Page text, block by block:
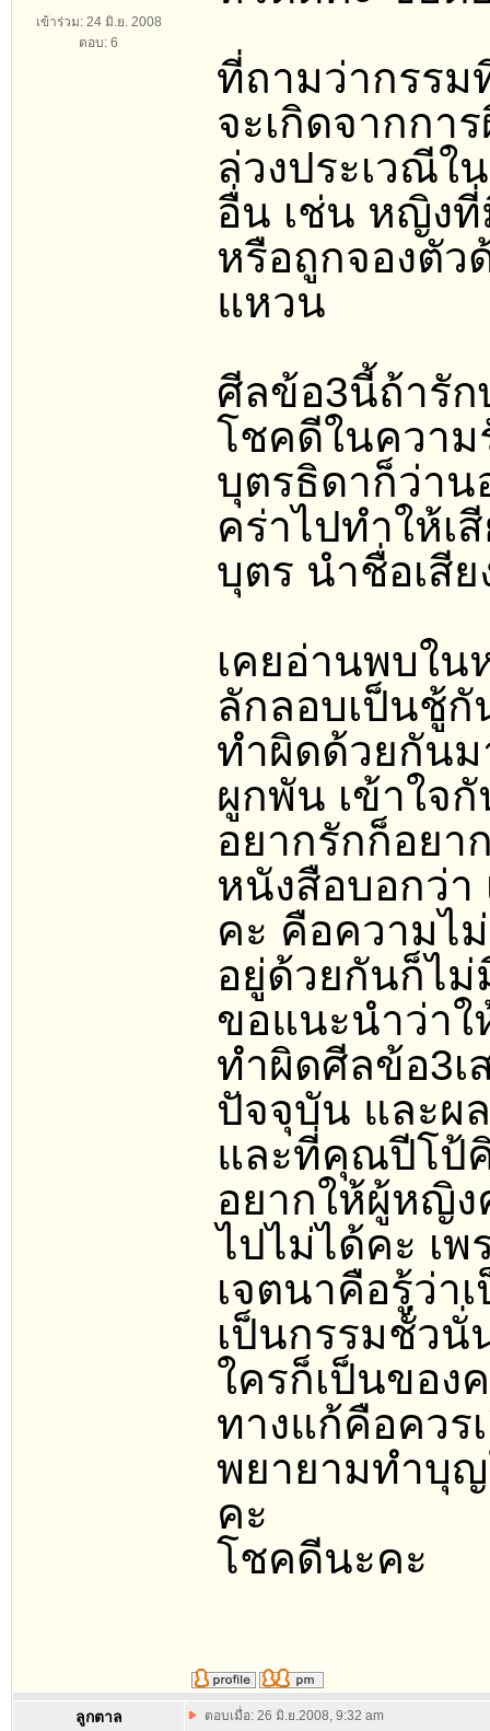
เข้าร่วม: 24 มิ.ย. 2008
ตอบ: 6
ที่ถามว่ากรรม
จะเกิดจากกา
ล่วงประเวณีใ
อื่น เช่น หญิง
หรือถูกจองตัว
แหวน
ศีลข้อ3นี้ถ้ารัก
โชคดีในความ
บุตรธิดาก็ว่าน
คร่าไปทำให้เ
บุตร นำชื่อเสี
เคยอ่านพบใน
ลักลอบเป็นชู้กั
ทำผิดด้วยกันม
ผูกพัน เข้าใจ
อยากรักก็อยา
หนังสือบอกว่า
คะ คือความไ
อยู่ด้วยกันก็ไ
ขอแนะนำว่าใ
ทำผิดศีลข้อ3เ
ปัจจุบัน และผ
และที่คุณปีโป้
อยากให้ผู้หญิง
ไปไม่ได้คะ เ
เจตนาคือรู้ว่า
เป็นกรรมชั่วนั่
ใครก็เป็นขอ
ทางแก้คือควร
พยายามทำบุญ
คะ
โชคดีนะคะ
ลูกตาล ตอบเมื่อ: 26 มิ.ย.2008, 9:32 am